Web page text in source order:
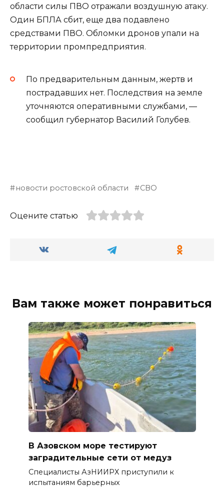
области силы ПВО отражали воздушную атаку.
Один БПЛА сбит, еще два подавлено
средствами ПВО. Обломки дронов упали на
территории промпредприятия.
По предварительным данным, жертв и
пострадавших нет. Последствия на земле
уточняются оперативными службами, —
сообщил губернатор Василий Голубев.
новости ростовской области СВО
Оцените статью
Вам также может понравиться
В Азовском море тестируют
заградительные сети от медуз
Специалисты АзНИИРХ приступили к
испытаниям барьерных